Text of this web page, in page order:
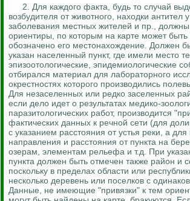
2. Для каждого факта, будь то случай
возбудителя от животного, находки антител
заболевания местных жителей и пр.,
ориентиры, по которым на карте может быть
обозначено его местонахождение. Должен
указан населенный пункт, где имели место
эпизоотологические, эпидемиологические
отбирался материал для лабораторного
окрестностях которого производились
Для незаселенных или редко заселенных
если дело идет о результатах медико-
паразитологических работ, производится
фактических данных к речной сети (для
с указанием расстояния от устья реки, а
направления и расстояния от пункта на
озерам, элементам рельефа и т.д. При
пункта должен быть отмечен также район и
поскольку в пределах области или
несколько деревень или поселков с
Данные, не имеющие "привязки" к тем